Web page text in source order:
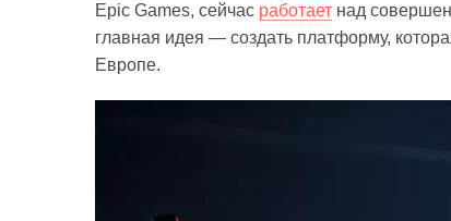
Epic Games, сейчас работает над
главная идея — создать платформу,
Европе.